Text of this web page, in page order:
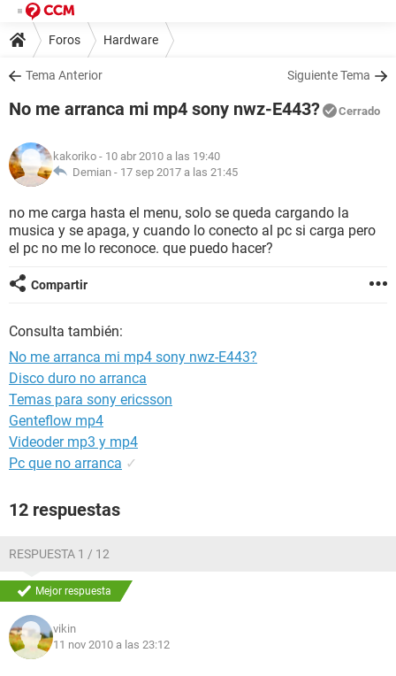
Foros Hardware
Tema Anterior Siguiente Tema
No me arranca mi mp4 sony nwz-E443? Cerrado
kakoriko - 10 abr 2010 a las 19:40
Demian - 17 sep 2017 a las 21:45
no me carga hasta el menu, solo se queda cargando la
musica y se apaga, y cuando lo conecto al pc si carga pero
el pc no me lo reconoce. que puedo hacer?
Compartir
Consulta también:
No me arranca mi mp4 sony nwz-E443?
Disco duro no arranca
Temas para sony ericsson
Genteflow mp4
Videoder mp3 y mp4
Pc que no arranca ✓
12 respuestas
RESPUESTA 1 / 12
Mejor respuesta
vikin
11 nov 2010 a las 23:12